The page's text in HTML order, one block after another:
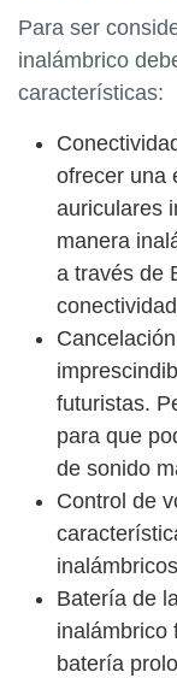
Para ser
inalámbrico
características:
ofrecer una
auriculares
manera
a través de
futuristas.
para que
de sonido
Control de
Batería de
inalámbrico
batería